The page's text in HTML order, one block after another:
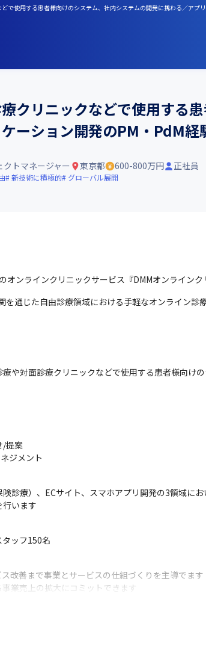
で使用する患者様向けのシステム、社内システムの開発に携わる／アプ
クリニックなどで使用する
ーション開発のPM・PdM経
トマネージャー 東京都 600-800万円 正社員
新技術に積極的 グローバル展開
ンラインクリニックサービス『DMMオンラインク
通じた自由診療領域における手軽なオンライン診
や対面診療クリニックなどで使用する患者様向け
/提案
ジメント
診療）、ECサイト、スマホアプリ開発の3領域に
います
ッフ150名
改善まで事業とサービスの仕組づくりを主導でます
業売上の拡大にコミットできます
い事業に関わることができます
の影響がすぐ反映されユーザーの声をダイレクトに